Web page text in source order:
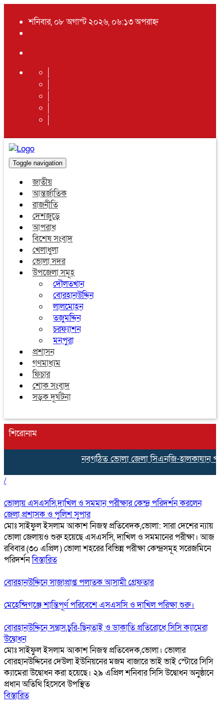
শনিবার, ০৮ অগাস্ট ২০২৬, ০৬:১৩ অপরাহ্ন
Toggle navigation
জাতীয়
আন্তর্জাতিক
রাজনীতি
দেশজুড়ে
আপরাধ
বিশেষ সংবাদ
খেলাধুলা
ভোলা সদর
উপজেলা সমূহ
দৌলতখান
বোরহানউদ্দিন
লালমোহন
তজুমদ্দিন
চরফ্যাশন
মনপুরা
প্রশাসন
গণমাধ্যম
ফিচার
শোক সংবাদ
সড়ক দূর্ঘটনা
শিরোনাম
নবগঠিত ভোলা জেলা সিএনজি-হালকাযান
/
ভোলায় এসএসসি,দাখিল ও সমমান পরীক্ষার কেন্দ্র পরিদর্শন করলেন
জেলা প্রশাসক ও পুলিশ সুপার
মোঃ সাইফুল ইসলাম আকাশ নিজস্ব প্রতিবেদক,ভোলা: সারা দেশের ন্যায়
ভোলা জেলায়ও শুরু হয়েছে এসএসসি, দাখিল ও সমমানের পরীক্ষা। আজ
রবিবার (৩০ এপ্রিল ) ভোলা শহরের বিভিন্ন পরীক্ষা কেন্দ্রসমূহ সরেজমিনে
পরিদর্শনবিস্তারিত
বোরহানউদ্দিনে সাজাপ্রাপ্ত পলাতক আসামী গ্রেফতার
মেহেন্দিগঞ্জে শান্তিপূর্ণ পরিবেশে এসএসসি ও দাখিল পরিক্ষা শুরু।
বোরহানউদ্দিনে সন্ত্রাস,চুরি-ছিনতাই ও ডাকাতি প্রতিরোধে সিসি ক্যামেরা
উদ্বোধন
মোঃ সাইফুল ইসলাম আকাশ নিজস্ব প্রতিবেদক,ভোলা। ভোলার
বোরহানউদ্দিনের দেউলা ইউনিয়নের মজম বাজারে ভাই ভাই স্টোরে সিসি
ক্যামেরা উদ্বোধন করা হয়েছে। ২৯ এপ্রিল শনিবার সিসি উদ্বোধন অনুষ্ঠানে
প্রধান অতিথি হিসেবে উপস্থিত
বিস্তারিত